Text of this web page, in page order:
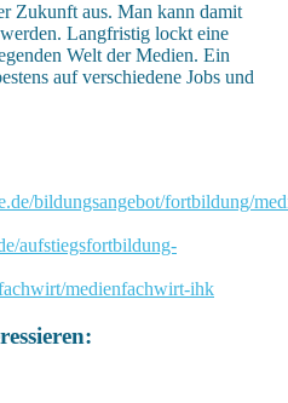
Zukunft aus. Man kann damit
Langfristig lockt eine
Welt der Medien. Ein
auf verschiedene Jobs und
bildungsangebot/fortbildung/
aufstiegsfortbildung-
medienfachwirt-ihk